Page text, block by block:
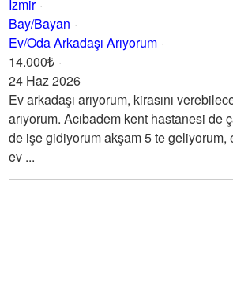
İzmir
Bay/Bayan
Ev/Oda Arkadaşı Arıyorum
14.000₺
24 Haz 2026
Ev arkadaşı arıyorum, kirasını
arıyorum. Acıbadem kent hastanesi de
de işe gidiyorum akşam 5 te
ev ...